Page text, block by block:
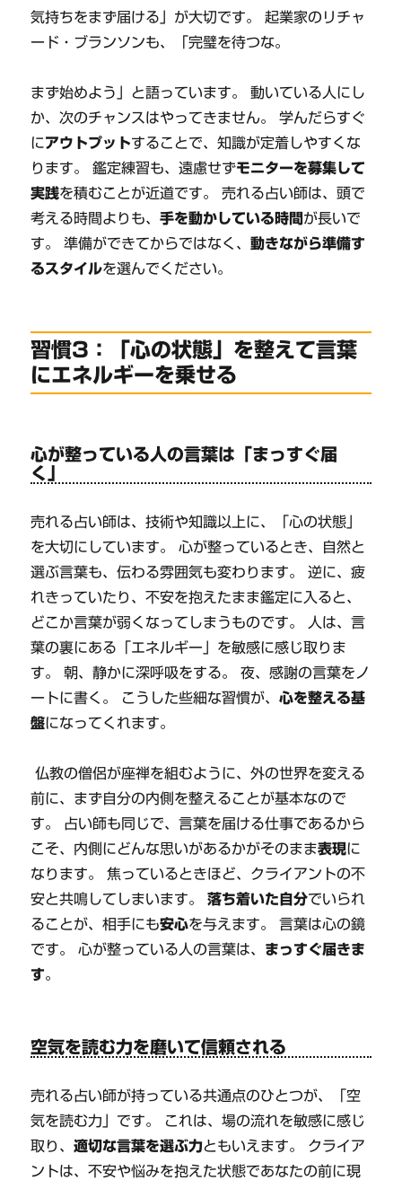
気持ちをまず届ける」が大切です。 起業家のリチャ
ード・ブランソンも、「完璧を待つな。
まず始めよう」と語っています。 動いている人にし
か、次のチャンスはやってきません。 学んだらすぐ
にアウトプットすることで、知識が定着しやすくな
ります。 鑑定練習も、遠慮せずモニターを募集して
実践を積むことが近道です。 売れる占い師は、頭で
考える時間よりも、手を動かしている時間 が長いで
す。 準備ができてからではなく、動きながら準備す
るスタイルを選んでください。
習慣3：「心の状態」を整えて言葉
にエネルギーを乗せる
心が整っている人の言葉は「まっすぐ届
く」
売れる占い師は、技術や知識以上に、「心の状態」
を大切にしています。 心が整っているとき、自然と
選ぶ言葉も、伝わる雰囲気も変わります。 逆に、疲
れきっていたり、不安を抱えたまま鑑定に入ると、
どこか言葉が弱くなってしまうものです。 人は、言
葉の裏にある「エネルギー」を敏感に感じ取りま
す。 朝、静かに深呼吸をする。 夜、感謝の言葉をノ
ートに書く。 こうした些細な習慣が、心を整える基
盤になってくれます。
仏教の僧侶が座禅を組むように、外の世界を変える
前に、まず自分の内側を整えることが基本なので
す。 占い師も同じで、言葉を届ける仕事であるから
こそ、内側にどんな思いがあるかがそのまま表現に
なります。 焦っているときほど、クライアントの不
安と共鳴してしまいます。落ち着いた自分でいられ
ることが、相手にも安心を与えます。 言葉は心の鏡
です。 心が整っている人の言葉は、 まっすぐ届きま
す。
空気を読む力を磨いて信頼される
売れる占い師が持っている共通点のひとつが、「空
気を読む力」です。 これは、場の流れを敏感に感じ
取り、適切な言葉を選ぶ力ともいえます。 クライア
ントは、不安や悩みを抱えた状態であなたの前に現